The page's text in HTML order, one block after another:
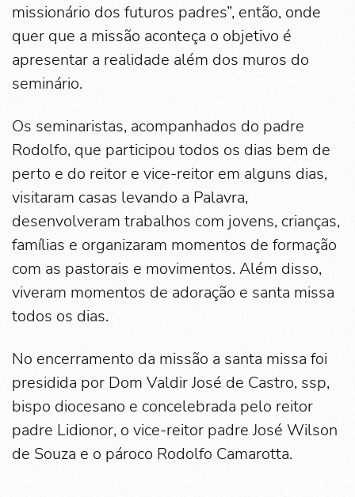
missionário dos futuros padres”, então, onde
quer que a missão aconteça o objetivo é
apresentar a realidade além dos muros do
seminário.
Os seminaristas, acompanhados do padre
Rodolfo, que participou todos os dias bem de
perto e do reitor e vice-reitor em alguns dias,
visitaram casas levando a Palavra,
desenvolveram trabalhos com jovens, crianças,
famílias e organizaram momentos de formação
com as pastorais e movimentos. Além disso,
viveram momentos de adoração e santa missa
todos os dias.
No encerramento da missão a santa missa foi
presidida por Dom Valdir José de Castro, ssp,
bispo diocesano e concelebrada pelo reitor
padre Lidionor, o vice-reitor padre José Wilson
de Souza e o pároco Rodolfo Camarotta.